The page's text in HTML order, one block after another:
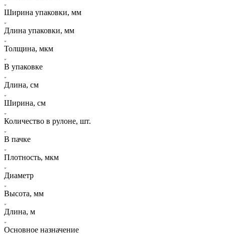
Ширина упаковки, мм
Длина упаковки, мм
Толщина, мкм
В упаковке
Длина, см
Ширина, см
Количество в рулоне, шт.
В пачке
Плотность, мкм
Диаметр
Высота, мм
Длина, м
Основное назначение